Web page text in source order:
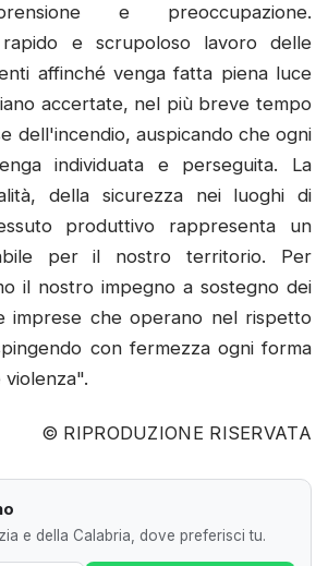
e preoccupazione.
e scrupoloso lavoro delle
affinché venga fatta piena luce
accertate, nel più breve tempo
dell'incendio, auspicando che ogni
individuata e perseguita. La
della sicurezza nei luoghi di
produttivo rappresenta un
per il nostro territorio. Per
il nostro impegno a sostegno dei
imprese che operano nel rispetto
con fermezza ogni forma
violenza".
© RIPRODUZIONE RISERVATA
e della Calabria, dove preferisci tu.